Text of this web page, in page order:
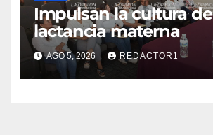
Impulsan la cultura de
lactancia materna
AGO 5, 2026 REDACTOR1